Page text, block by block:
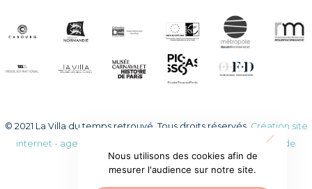
© 2021 La Villa du temps retrouvé. Tous droits réservés. Création site
internet - agence web WEEZY
Politique de
confidentialité
Nous utilisons des cookies afin de
mesurer l'audience sur notre site.